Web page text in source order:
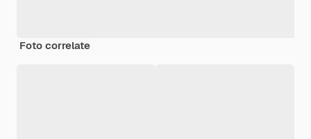
Foto correlate